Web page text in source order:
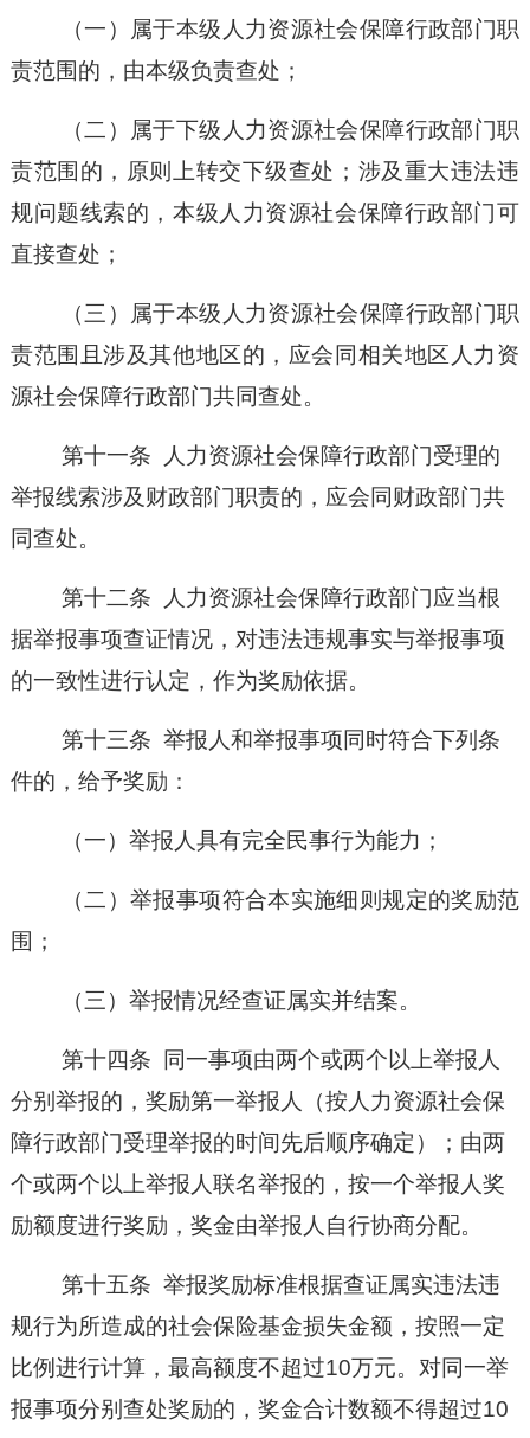
（一）
属于本级人力资源社会保障行政部门职
责范围的，由本级负责查处；
（二）
属于下级人力资源社会保障行政部门职
责范围的，原则上转交下级查处；涉及重大违法违
规问题线索的，本级人力资源社会保障行政部门可
直接查处；
（三）
属于本级人力资源社会保障行政部门职
责范围且涉及其他地区的，应会同相关地区人力资
源社会保障行政部门共同查处。
第十一条
人力资源社会保障行政部门受理的
举报线索涉及财政部门职责的，应会同财政部门共
同查处。
第十二条
人力资源社会保障行政部门应当根
据举报事项查证情况，对违法违规事实与举报事项
的一致性进行认定，作为奖励依据。
第十三条 举报人和举报事项同时符合下列条
件的，给予奖励：
（一） 举报人具有完全民事行为能力；
（二）举报事项符合本实施细则规定的奖励范
围；
（三） 举报情况经查证属实并结案。
第十四条
同一事项由两个或两个以上举报人
分别举报的，奖励第一举报人（按人力资源社会保
障行政部门受理举报的时间先后顺序确定）；由两
个或两个以上举报人联名举报的，按一个举报人奖
励额度进行奖励，奖金由举报人自行协商分配。
第十五条 举报奖励标准根据查证属实违法违
规行为所造成的社会保险基金损失金额，按照一定
比例进行计算，最高额度不超过10万元。对同一举
报事项分别查处奖励的，奖金合计数额不得超过10